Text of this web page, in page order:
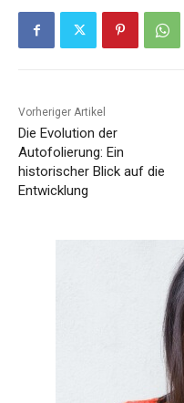
Vorheriger Artikel
Die Evolution der
Autofolierung: Ein
historischer Blick auf die
Entwicklung